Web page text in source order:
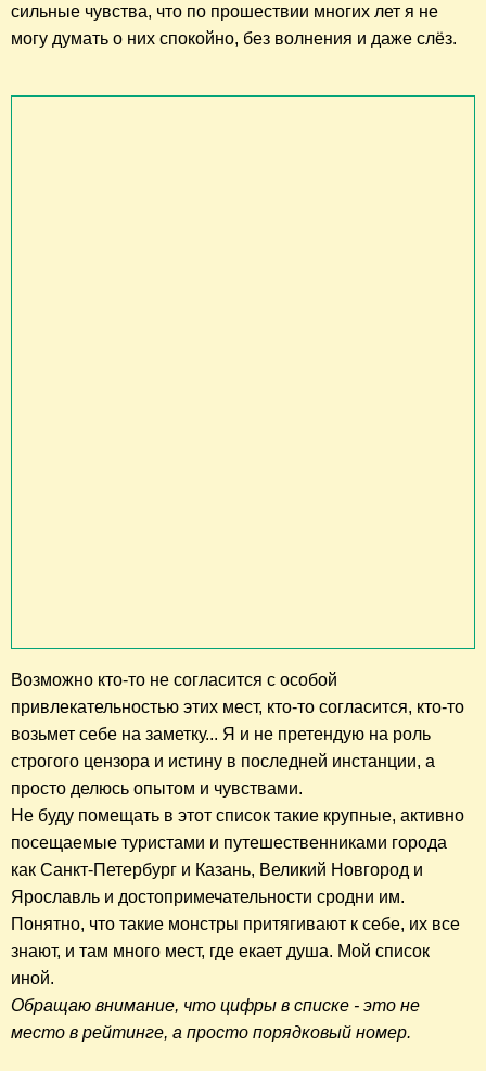
сильные чувства, что по прошествии многих лет я не
могу думать о них спокойно, без волнения и даже слёз.
Возможно кто-то не согласится с особой
привлекательностью этих мест, кто-то согласится, кто-то
возьмет себе на заметку... Я и не претендую на роль
строгого цензора и истину в последней инстанции, а
просто делюсь опытом и чувствами.
Не буду помещать в этот список такие крупные, активно
посещаемые туристами и путешественниками города
как Санкт-Петербург и Казань, Великий Новгород и
Ярославль и достопримечательности сродни им.
Понятно, что такие монстры притягивают к себе, их все
знают, и там много мест, где екает душа. Мой список
иной.
Обращаю внимание, что цифры в списке - это не
место в рейтинге, а просто порядковый номер.